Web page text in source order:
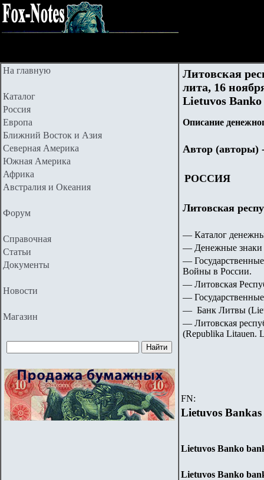
На главную
Каталог
Россия
Европа
Ближний Восток и Азия
Северная Америка
Южная Америка
Африка
Австралия и Океания
Форум
Справочная
Статьи
Документы
Новости
Магазин
Литовская
лита, 16
Lietuvos
Описание
Автор (авторы)
РОССИЯ
Литовская
— Каталог
— Денежные знаки
—
Войны в России.
— Литовская
—
— Банк Литвы
— Литовская
(Republika Litauen.
FN:
Lietuvos Bankas
Lietuvos Banko
Lietuvos Banko